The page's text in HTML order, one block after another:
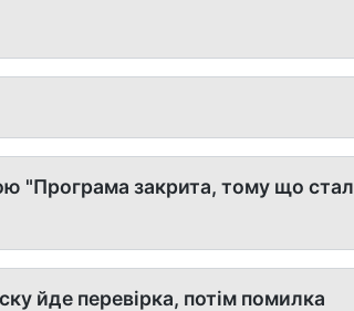
"Програма закрита, тому що
йде перевірка, потім помилка